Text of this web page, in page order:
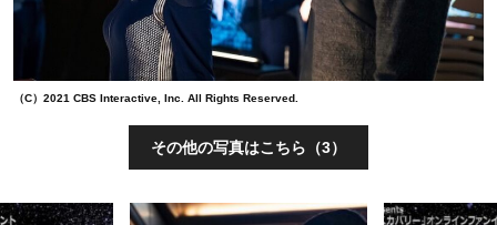
（C）2021 CBS Interactive, Inc. All Rights Reserved.
その他の写真はこちら（3）